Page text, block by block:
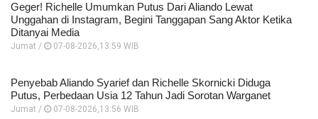
Geger! Richelle Umumkan Putus Dari Aliando Lewat
Unggahan di Instagram, Begini Tanggapan Sang Aktor Ketika
Ditanyai Media
Jumat / 07-08-2026,13:59 WIB
Penyebab Aliando Syarief dan Richelle Skornicki Diduga
Putus, Perbedaan Usia 12 Tahun Jadi Sorotan Warganet
Jumat / 07-08-2026,13:56 WIB